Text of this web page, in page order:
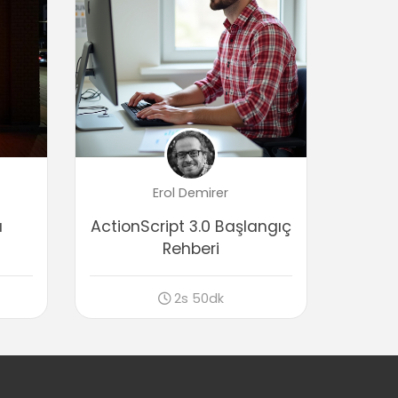
Shape Tween detayları
02:55
Motion Tween kullanımı
03:14
Motion Tween ile 3D animasyon
Motion Tween ile karakter animasyonu
Motion Tween ile kinematik animasyon
Sembol kullanımı, türleri ve avantajları
Erol Demirer
ActionScript 3.0 Başlangıç
Rehberi
2s 50dk